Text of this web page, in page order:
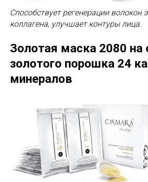
Способствует регенерации волокон
коллагена, улучшает контуры лица.
Золотая маска 2080 на
золотого порошка 24
минералов